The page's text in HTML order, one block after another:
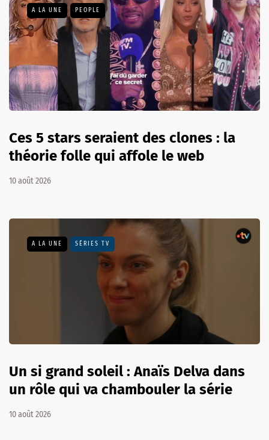
A LA UNE PEOPLE
Ces 5 stars seraient des clones : la
théorie folle qui affole le web
10 août 2026
A LA UNE SÉRIES TV
Un si grand soleil : Anaïs Delva dans
un rôle qui va chambouler la série
10 août 2026